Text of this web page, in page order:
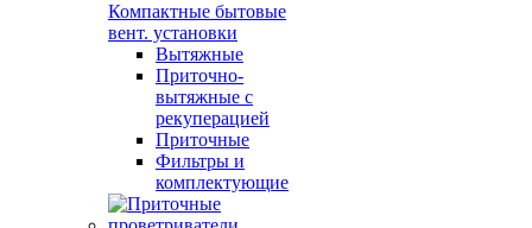
Компактные бытовые
вент. установки
Вытяжные
Приточно-
вытяжные с
рекуперацией
Приточные
Фильтры и
комплектующие